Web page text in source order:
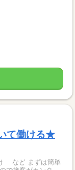
て働ける★
など まずは簡単